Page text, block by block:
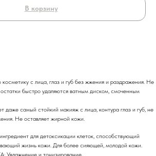
В корзину
с лица, глаз и губ без жжения и раздражения. Не
быстро удаляются ватным диском, смоченным
даже самый стойкий макияж с лица, контура глаз и губ, не
Не оставляет жирной кожи.
для детоксикации клеток, способствующий
жизнь кожи. Для более сияющей, молодой кожи.
и тонизирование.